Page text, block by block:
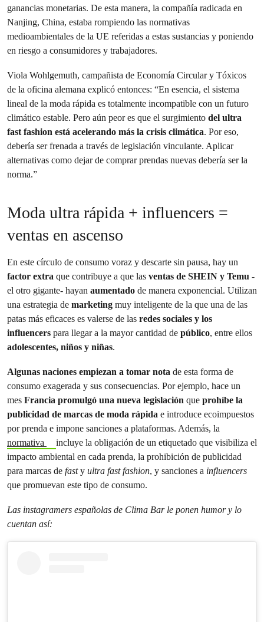
ganancias monetarias. De esta manera, la compañía radicada en
Nanjing, China, estaba rompiendo las normativas
medioambientales de la UE referidas a estas sustancias y poniendo
en riesgo a consumidores y trabajadores.
Viola Wohlgemuth, campañista de Economía Circular y Tóxicos
de la oficina alemana explicó entonces: “En esencia, el sistema
lineal de la moda rápida es totalmente incompatible con un futuro
climático estable. Pero aún peor es que el surgimiento del ultra
fast fashion está acelerando más la crisis climática. Por eso,
debería ser frenada a través de legislación vinculante. Aplicar
alternativas como dejar de comprar prendas nuevas debería ser la
norma.”
Moda ultra rápida + influencers =
ventas en ascenso
En este círculo de consumo voraz y descarte sin pausa, hay un
factor extra que contribuye a que las ventas de SHEIN y Temu -
el otro gigante- hayan aumentado de manera exponencial. Utilizan
una estrategia de marketing muy inteligente de la que una de las
patas más eficaces es valerse de las redes sociales y los
influencers para llegar a la mayor cantidad de público, entre ellos
adolescentes, niños y niñas.
Algunas naciones empiezan a tomar nota de esta forma de
consumo exagerada y sus consecuencias. Por ejemplo, hace un
mes Francia promulgó una nueva legislación que prohíbe la
publicidad de marcas de moda rápida e introduce ecoimpuestos
por prenda e impone sanciones a plataformas. Además, la
normativa
incluye la obligación de un etiquetado que visibiliza el
impacto ambiental en cada prenda, la prohibición de publicidad
para marcas de fasty ultra fast fashion, y sanciones a influencers
que promuevan este tipo de consumo.
Las instagramers españolas de Clima Bar le ponen humor y lo
cuentan así: